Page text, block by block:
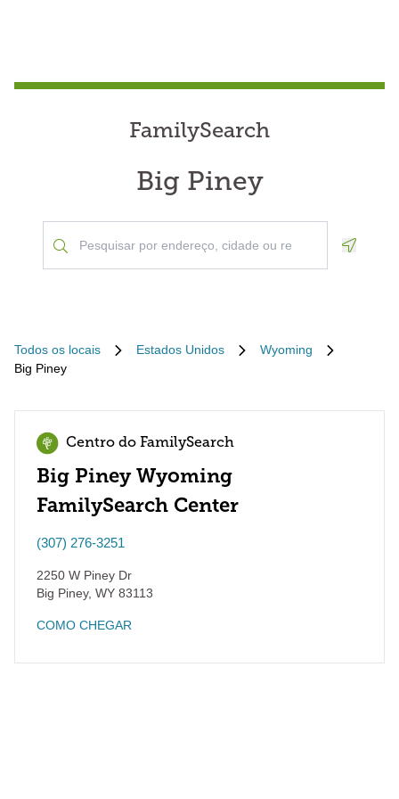
FamilySearch
Big Piney
Todos os locais Estados Unidos
Wyoming
Big Piney
Centro do FamilySearch
Big Piney Wyoming
FamilySearch Center
(307) 276-3251
2250 W Piney Dr
Big Piney, WY 83113
COMO CHEGAR